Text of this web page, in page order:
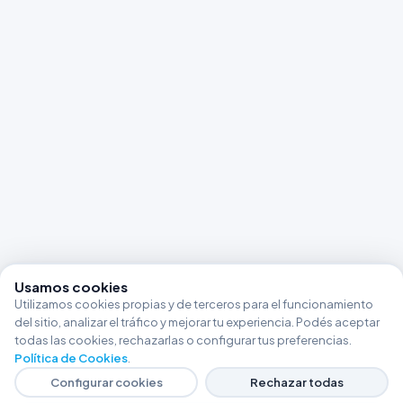
Usamos cookies
Utilizamos cookies propias y de terceros para el funcionamiento
del sitio, analizar el tráfico y mejorar tu experiencia. Podés aceptar
todas las cookies, rechazarlas o configurar tus preferencias.
Política de Cookies
Configurar cookies
Rechazar todas